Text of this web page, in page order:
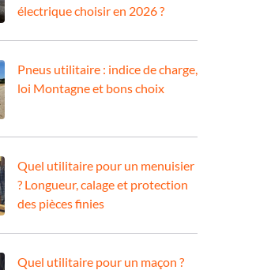
électrique choisir en 2026 ?
Pneus utilitaire : indice de charge,
loi Montagne et bons choix
Quel utilitaire pour un menuisier
? Longueur, calage et protection
des pièces finies
Quel utilitaire pour un maçon ?